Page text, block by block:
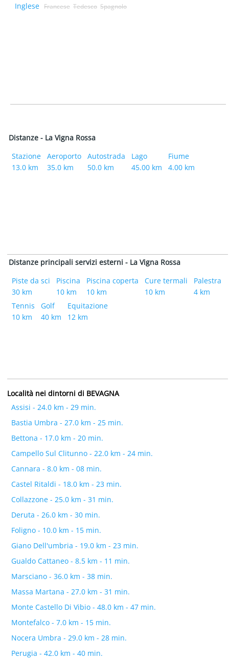
Inglese Francese Tedesco Spagnolo
Distanze - La Vigna Rossa
Stazione
13.0 km
Aeroporto
35.0 km
Autostrada
50.0 km
Lago
45.00 km
Fiume
4.00 km
Distanze principali servizi esterni - La Vigna Rossa
Piste da sci
30 km
Piscina
10 km
Piscina coperta
10 km
Cure termali
10 km
Palestra
4 km
Tennis
10 km
Golf
40 km
Equitazione
12 km
Località nei dintorni di BEVAGNA
Assisi - 24.0 km - 29 min.
Bastia Umbra - 27.0 km - 25 min.
Bettona - 17.0 km - 20 min.
Campello Sul Clitunno - 22.0 km - 24 min.
Cannara - 8.0 km - 08 min.
Castel Ritaldi - 18.0 km - 23 min.
Collazzone - 25.0 km - 31 min.
Deruta - 26.0 km - 30 min.
Foligno - 10.0 km - 15 min.
Giano Dell'umbria - 19.0 km - 23 min.
Gualdo Cattaneo - 8.5 km - 11 min.
Marsciano - 36.0 km - 38 min.
Massa Martana - 27.0 km - 31 min.
Monte Castello Di Vibio - 48.0 km - 47 min.
Montefalco - 7.0 km - 15 min.
Nocera Umbra - 29.0 km - 28 min.
Perugia - 42.0 km - 40 min.